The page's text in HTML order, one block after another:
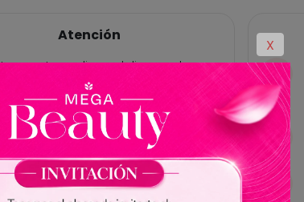
X
Atención
Las ventas online y delivery solo
están habilitadas para Paraguay, no
tenemos cuentas bancárias en
Brasil.
No somos responsables por envios
de dinero a nuestros vendedores.